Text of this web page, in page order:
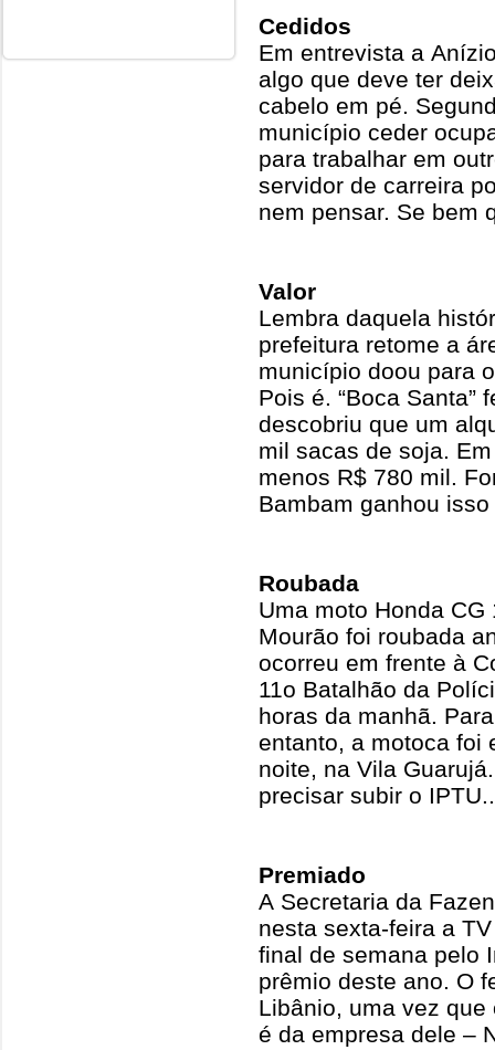
Cedidos
Em entrevista a
algo que deve ter
cabelo em pé.
município ceder
para trabalhar em
servidor de carreira
nem pensar. Se bem
Valor
Lembra daquela
prefeitura retome a
município doou para
Pois é. “Boca Santa”
descobriu que um
mil sacas de soja.
menos R$ 780 mil.
Bambam ganhou
Roubada
Uma moto Honda
Mourão foi roubada
ocorreu em frente à
11o Batalhão da
horas da manhã.
entanto, a motoca foi
noite, na Vila
precisar subir o
Premiado
A Secretaria da
nesta sexta-feira a
final de semana pelo
prêmio deste ano. O
Libânio, uma vez
é da empresa dele –